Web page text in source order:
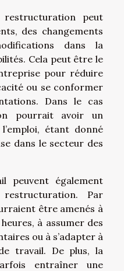
restructuration peut
des changements
dans la
Cela peut être le
pour réduire
ou se conformer
Dans le cas
pourrait avoir un
étant donné
dans le secteur des
peuvent également
Par
être amenés à
à assumer des
ou à s’adapter à
travail. De plus, la
entraîner une